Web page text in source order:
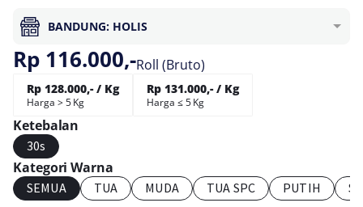
BANDUNG: HOLIS
Rp 116.000,-Roll (Bruto)
Rp 128.000,- / Kg
Harga > 5 Kg
Rp 131.000,- / Kg
Harga ≤ 5 Kg
Ketebalan
30s
Kategori Warna
SEMUA TUA MUDA TUA SPC PUTIH